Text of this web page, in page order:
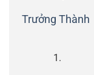
Trưởng Thành